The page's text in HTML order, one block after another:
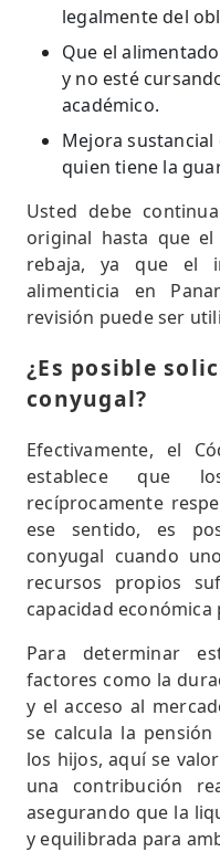
legalmente del
Que el
y no esté
académico.
Mejora
quien tiene la
Usted debe
original hasta que
rebaja, ya que el
alimenticia en
revisión puede ser
¿Es posible
conyugal?
Efectivamente, el
establece que
recíprocamente
ese sentido, es
conyugal cuando
recursos propios
capacidad
Para determinar
factores como la
y el acceso al
se calcula la
los hijos, aquí se
una contribución
asegurando que la
y equilibrada para